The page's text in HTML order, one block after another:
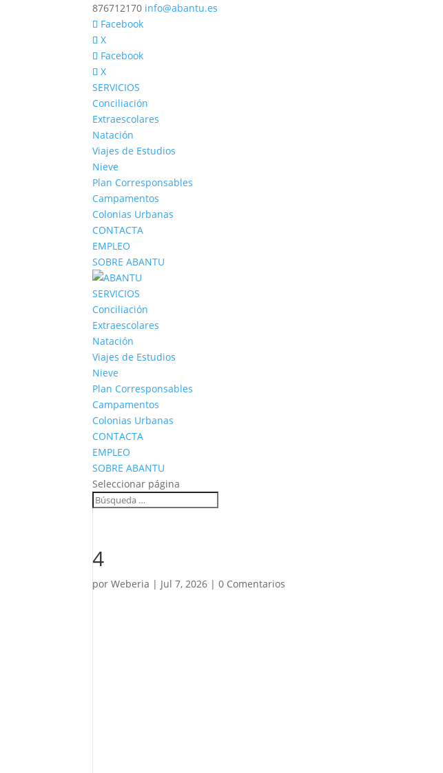
876712170 info@abantu.es
Facebook
X
Facebook
X
SERVICIOS
Conciliación
Extraescolares
Natación
Viajes de Estudios
Nieve
Plan Corresponsables
Campamentos
Colonias Urbanas
CONTACTA
EMPLEO
SOBRE ABANTU
SERVICIOS
Conciliación
Extraescolares
Natación
Viajes de Estudios
Nieve
Plan Corresponsables
Campamentos
Colonias Urbanas
CONTACTA
EMPLEO
SOBRE ABANTU
Seleccionar página
4
porWeberia | Jul 7, 2026 |0 Comentarios